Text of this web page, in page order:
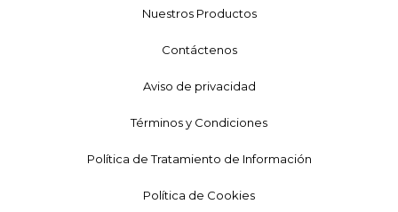
Nuestros Productos
Contáctenos
Aviso de privacidad
Términos y Condiciones
Política de Tratamiento de Información
Política de Cookies